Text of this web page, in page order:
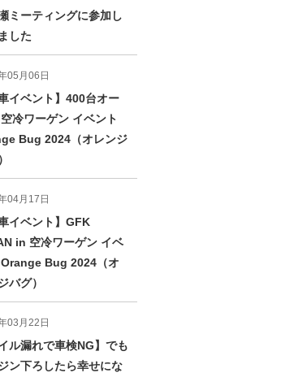
ミーティングに参加し
した
05月06日
車イベント】400台オー
冷ワーゲン イベント
Bug 2024（オレンジ
04月17日
車イベント】GFK
in 空冷ワーゲン イベ
Orange Bug 2024（オ
バグ）
03月22日
イル漏れで車検NG】でも
ン下ろしたら幸せにな